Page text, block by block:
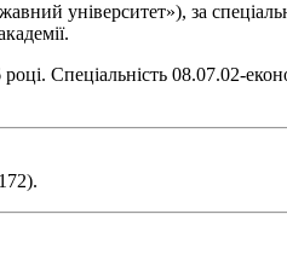
університет»), за
Спеціальність 08.07.02-